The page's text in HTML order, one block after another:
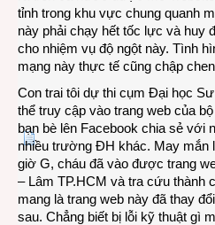
tỉnh trong khu vực chung quanh
này phải chạy hết tốc lực và huy
cho nhiệm vụ độ ngột này. Tình
mạng này thực tế cũng chập
Con trai tôi dự thi cụm Đại học
thể truy cập vào trang web của
bạn bè lên Facebook chia sẻ với
nhiều trường ĐH khác. May mắn
giờ G, cháu đã vào được trang
– Lâm TP.HCM và tra cứu thành
mang là trang web này đã thay
sau. Chẳng biết bị lỗi kỹ thuật gì